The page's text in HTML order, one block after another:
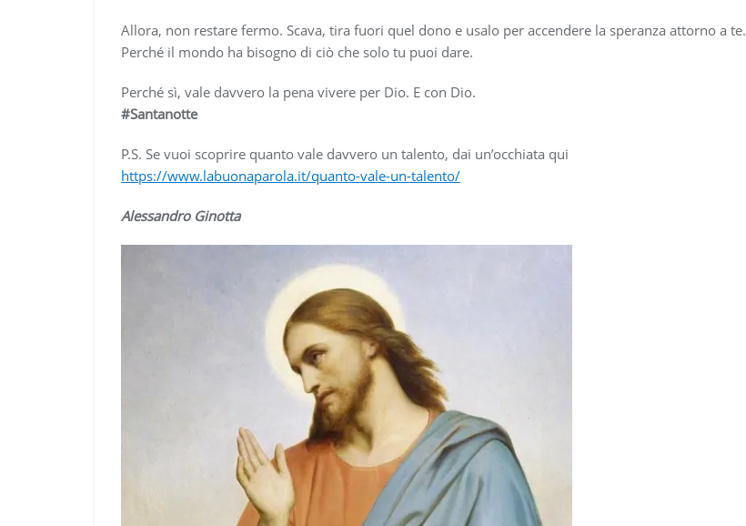
Allora, non restare fermo. Scava, tira fuori quel dono e usalo per accendere la speranza attorno a te.
Perché il mondo ha bisogno di ciò che solo tu puoi dare.
Perché sì, vale davvero la pena vivere per Dio. E con Dio.
#Santanotte
P.S. Se vuoi scoprire quanto vale davvero un talento, dai un’occhiata qui
https://www.labuonaparola.it/quanto-vale-un-talento/
Alessandro Ginotta